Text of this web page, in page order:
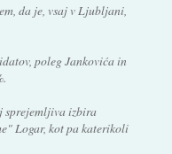
da je, vsaj v Ljubljani,
poleg Jankovića in
sprejemljiva izbira
Logar, kot pa katerikoli